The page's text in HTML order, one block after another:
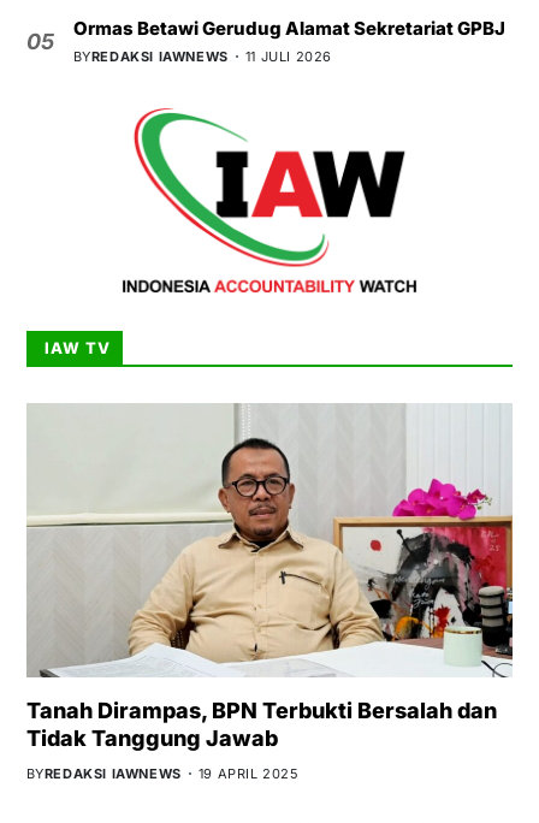
05
Ormas Betawi Gerudug Alamat Sekretariat GPBJ
BYREDAKSI IAWNEWS 11 JULI 2026
IAW TV
Tanah Dirampas, BPN Terbukti Bersalah dan
Tidak Tanggung Jawab
BYREDAKSI IAWNEWS 19 APRIL 2025